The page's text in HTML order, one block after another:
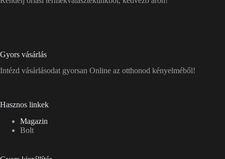
Gyors vásárlás
Intézd vásárlásodat gyorsan Online az otthonod kényelméből!
Hasznos linkek
Magazin
Bolt